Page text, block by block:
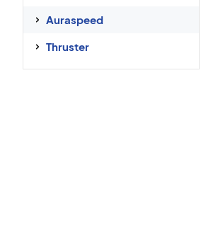
Auraspeed
Thruster